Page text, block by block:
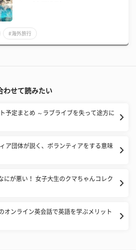
#海外旅行
わせて読みたい
予定まとめ ～ラブライブを失って途方に
ア団体が説く、ボランティアをする意味
にが悪い！ 女子大生のクマちゃんコレク
オンライン英会話で英語を学ぶメリット